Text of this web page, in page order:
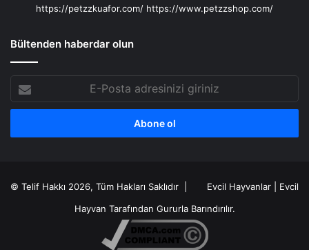
https://petzzkuafor.com/ https://www.petzzshop.com/
Bültenden haberdar olun
Posta
adresinizi
© Telif Hakkı 2026, Tüm Hakları Saklıdır | Evcil Hayvanlar
Evcil
Hayvan Tarafından Gururla Barındırılır.